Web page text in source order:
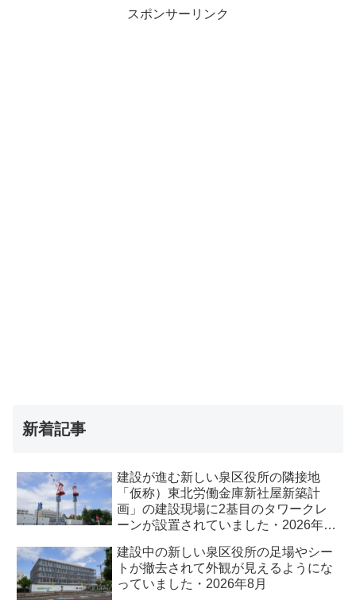
スポンサーリンク
新着記事
建設が進む新しい泉区役所の隣接地
「仮称）東北労働金庫新社屋新築計
画」の建設現場に2基目のタワークレ
ーンが設置されていました・2026年8
建設中の新しい泉区役所の足場やシー
トが撤去されて外観が見えるようにな
っていました・2026年8月